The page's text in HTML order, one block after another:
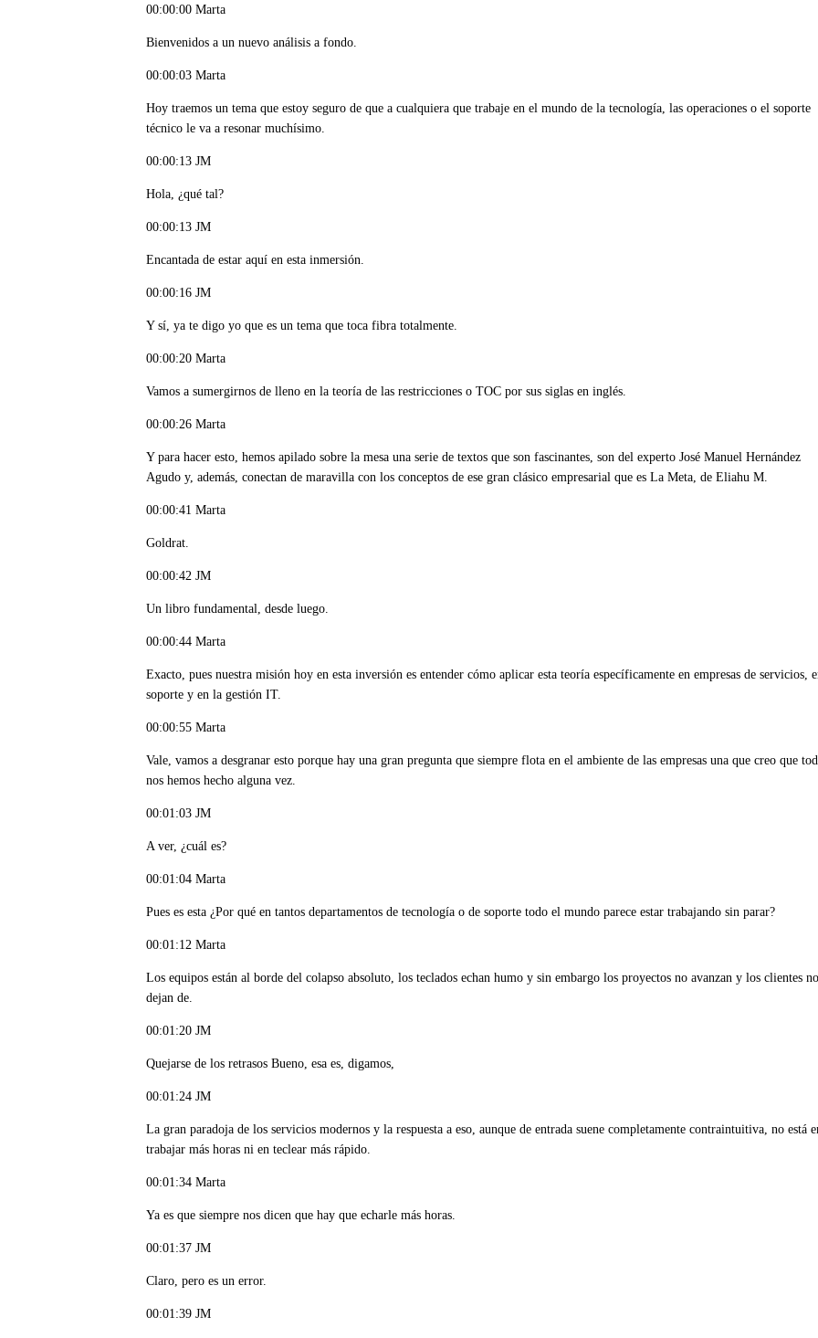
00:00:00 Marta
Bienvenidos a un nuevo análisis a fondo.
00:00:03 Marta
Hoy traemos un tema que estoy seguro de que a cualquiera que trabaje en el mundo de la tecnología, las operaciones o el soporte
técnico le va a resonar muchísimo.
00:00:13 JM
Hola, ¿qué tal?
00:00:13 JM
Encantada de estar aquí en esta inmersión.
00:00:16 JM
Y sí, ya te digo yo que es un tema que toca fibra totalmente.
00:00:20 Marta
Vamos a sumergirnos de lleno en la teoría de las restricciones o TOC por sus siglas en inglés.
00:00:26 Marta
Y para hacer esto, hemos apilado sobre la mesa una serie de textos que son fascinantes, son del experto José Manuel Hernández
Agudo y, además, conectan de maravilla con los conceptos de ese gran clásico empresarial que es La Meta, de Eliahu M.
00:00:41 Marta
Goldrat.
00:00:42 JM
Un libro fundamental, desde luego.
00:00:44 Marta
Exacto, pues nuestra misión hoy en esta inversión es entender cómo aplicar esta teoría específicamente en empresas de servicios,
soporte y en la gestión IT.
00:00:55 Marta
Vale, vamos a desgranar esto porque hay una gran pregunta que siempre flota en el ambiente de las empresas una que creo que
nos hemos hecho alguna vez.
00:01:03 JM
A ver, ¿cuál es?
00:01:04 Marta
Pues es esta ¿Por qué en tantos departamentos de tecnología o de soporte todo el mundo parece estar trabajando sin parar?
00:01:12 Marta
Los equipos están al borde del colapso absoluto, los teclados echan humo y sin embargo los proyectos no avanzan y los clientes no
dejan de.
00:01:20 JM
Quejarse de los retrasos Bueno, esa es, digamos,
00:01:24 JM
La gran paradoja de los servicios modernos y la respuesta a eso, aunque de entrada suene completamente contraintuitiva, no está
trabajar más horas ni en teclear más rápido.
00:01:34 Marta
Ya es que siempre nos dicen que hay que echarle más horas.
00:01:37 JM
Claro, pero es un error.
00:01:39 JM